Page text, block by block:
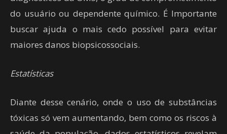
do usuário ou dependente químico. É Importante
buscar ajuda o mais cedo possível para evitar
maiores danos biopsicossociais.
Estatísticas
Diante desse cenário, onde o uso de substâncias
tóxicas só vem aumentando, bem como os riscos à